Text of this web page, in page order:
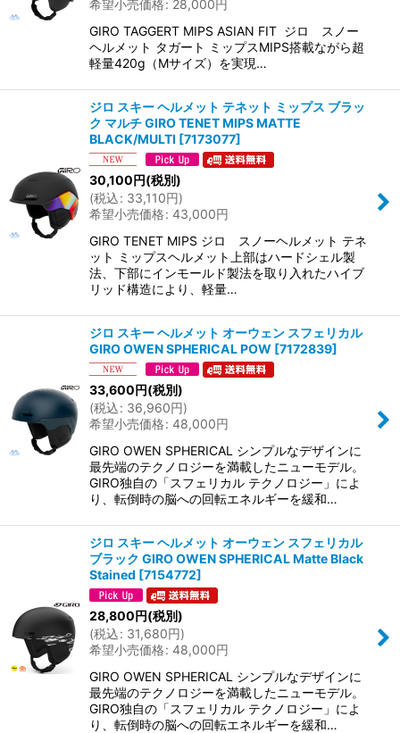
希望小売価格: 28,000円
GIRO TAGGERT MIPS ASIAN FIT ジロ スノー
ヘルメット タガート ミップスMIPS搭載ながら超
軽量420g（Mサイズ）を実現…
ジロ スキー ヘルメット テネット ミップス ブラッ
ク マルチ GIRO TENET MIPS MATTE
BLACK/MULTI [7173077]
30,100円(税別)
(税込: 33,110円)
希望小売価格: 43,000円
GIRO TENET MIPS ジロ スノーヘルメット テネ
ット ミップスヘルメット上部はハードシェル製
法、下部にインモールド製法を取り入れたハイブ
リッド構造により、軽量…
ジロ スキー ヘルメット オーウェン スフェリカル
GIRO OWEN SPHERICAL POW [7172839]
33,600円(税別)
(税込: 36,960円)
希望小売価格: 48,000円
GIRO OWEN SPHERICAL シンプルなデザインに
最先端のテクノロジーを満載したニューモデル。
GIRO独自の「スフェリカル テクノロジー」によ
り、転倒時の脳への回転エネルギーを緩和…
ジロ スキー ヘルメット オーウェン スフェリカル
ブラック GIRO OWEN SPHERICAL Matte Black
Stained [7154772]
28,800円(税別)
(税込: 31,680円)
希望小売価格: 48,000円
GIRO OWEN SPHERICAL シンプルなデザインに
最先端のテクノロジーを満載したニューモデル。
GIRO独自の「スフェリカル テクノロジー」によ
り、転倒時の脳への回転エネルギーを緩和…